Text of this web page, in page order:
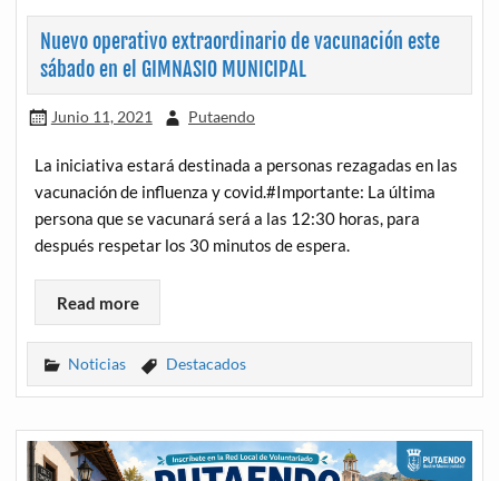
Nuevo operativo extraordinario de vacunación este
sábado en el GIMNASIO MUNICIPAL
Junio 11, 2021 Putaendo
La iniciativa estará destinada a personas rezagadas en las
vacunación de influenza y covid.#Importante: La última
persona que se vacunará será a las 12:30 horas, para
después respetar los 30 minutos de espera.
Read more
Noticias Destacados